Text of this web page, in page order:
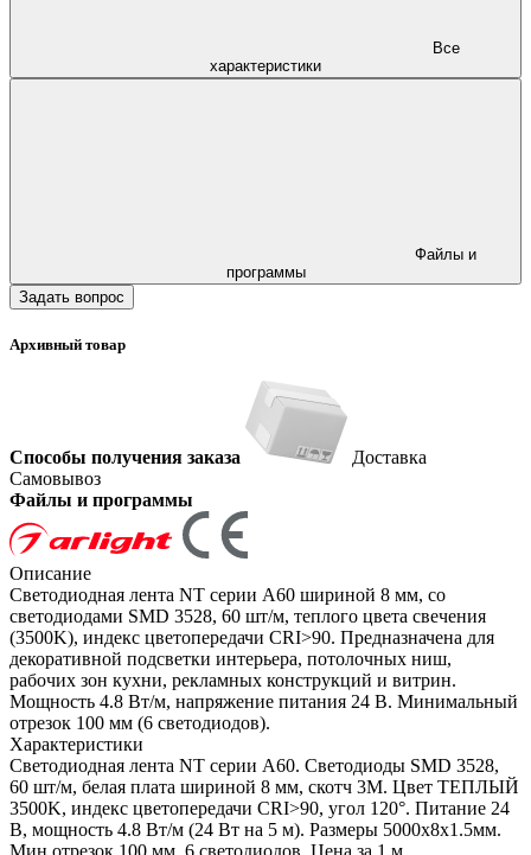
характеристики
программы
Задать вопрос
Архивный товар
Способы получения заказа
Доставка
Самовывоз
Файлы и программы
Описание
Светодиодная лента NT серии A60 шириной 8 мм, со
светодиодами SMD 3528, 60 шт/м, теплого цвета свечения
(3500K), индекс цветопередачи CRI>90. Предназначена для
декоративной подсветки интерьера, потолочных ниш,
рабочих зон кухни, рекламных конструкций и витрин.
Мощность 4.8 Вт/м, напряжение питания 24 В. Минимальный
отрезок 100 мм (6 светодиодов).
Характеристики
Светодиодная лента NT серии A60. Светодиоды SMD 3528,
60 шт/м, белая плата шириной 8 мм, скотч 3M. Цвет ТЕПЛЫЙ
3500K, индекс цветопередачи CRI>90, угол 120°. Питание 24
В, мощность 4.8 Вт/м (24 Вт на 5 м). Размеры 5000х8x1.5мм.